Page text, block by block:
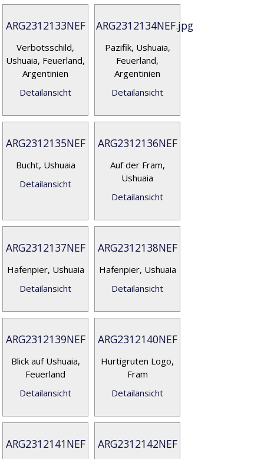
ARG2312133NEF
Verbotsschild,
Ushuaia, Feuerland,
Argentinien
Detailansicht
ARG2312134NEF.jpg
Pazifik, Ushuaia,
Feuerland,
Argentinien
Detailansicht
ARG2312135NEF
Bucht, Ushuaia
Detailansicht
ARG2312136NEF
Auf der Fram,
Ushuaia
Detailansicht
ARG2312137NEF
Hafenpier, Ushuaia
Detailansicht
ARG2312138NEF
Hafenpier, Ushuaia
Detailansicht
ARG2312139NEF
Blick auf Ushuaia,
Feuerland
Detailansicht
ARG2312140NEF
Hurtigruten Logo,
Fram
Detailansicht
ARG2312141NEF ARG2312142NEF